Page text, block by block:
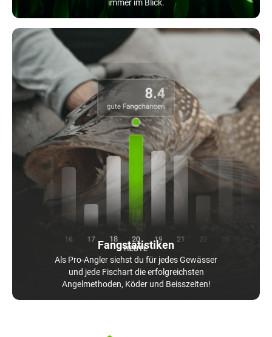
immer im Blick.
Fangstatistiken
Als Pro-Angler siehst du für jedes Gewässer
und jede Fischart die erfolgreichsten
Angelmethoden, Köder und Beisszeiten!